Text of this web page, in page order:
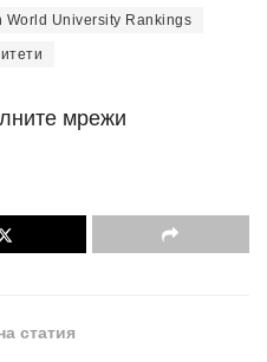
World University Rankings
мрежи
статия